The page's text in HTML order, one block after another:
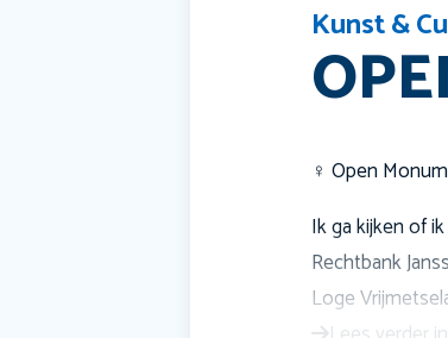
Kunst &
‍♀️ Open
Ik ga kijken of
Rechtbank
Loge